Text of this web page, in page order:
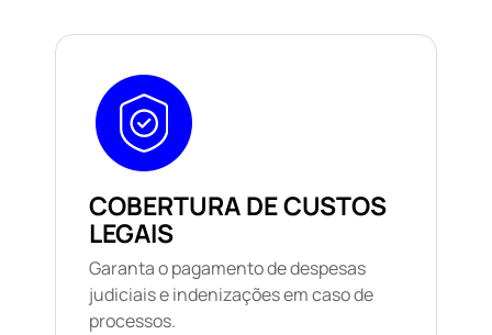
COBERTURA DE CUSTOS
LEGAIS
Garanta o pagamento de despesas
judiciais e indenizações em caso de
processos.